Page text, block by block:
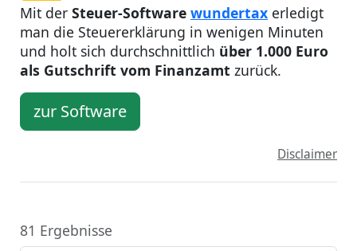
Mit der Steuer-Software wundertax erledigt
man die Steuererklärung in wenigen Minuten
und holt sich durchschnittlich über 1.000 Euro
als Gutschrift vom Finanzamt zurück.
zur Software
Disclaimer
81 Ergebnisse